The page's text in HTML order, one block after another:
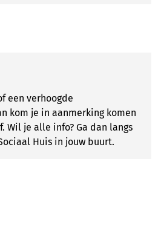
een verhoogde
kom je in aanmerking komen
Wil je alle info? Ga dan langs
Huis in jouw buurt.